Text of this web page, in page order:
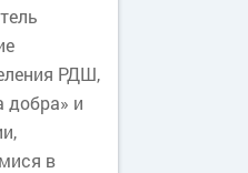
РДШ,
и
в